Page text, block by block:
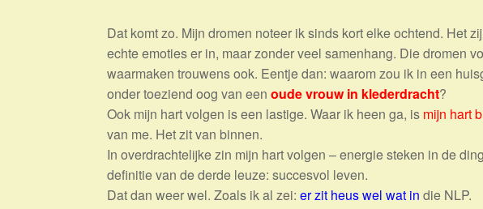
Dat komt zo. Mijn dromen noteer ik sinds kort elke ochtend. Het
echte emoties er in, maar zonder veel samenhang. Die dromen
waarmaken trouwens ook. Eentje dan: waarom zou ik in een
onder toeziend oog van een oude vrouw in klederdracht?
Ook mijn hart volgen is een lastige. Waar ik heen ga, is mijn hart
van me. Het zit van binnen.
In overdrachtelijke zin mijn hart volgen – energie steken in de
definitie van de derde leuze: succesvol leven.
Dat dan weer wel. Zoals ik al zei: er zit heus wel wat in die NLP.